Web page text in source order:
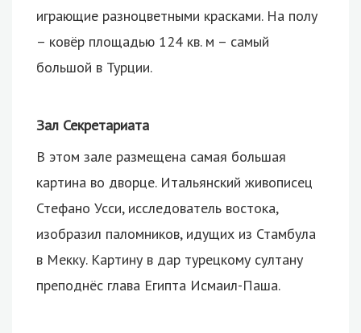
играющие разноцветными красками. На полу
– ковёр площадью 124 кв. м – самый
большой в Турции.
Зал Секретариата
В этом зале размещена самая большая
картина во дворце. Итальянский живописец
Стефано Усси, исследователь востока,
изобразил паломников, идущих из Стамбула
в Мекку. Картину в дар турецкому султану
преподнёс глава Египта Исмаил-Паша.